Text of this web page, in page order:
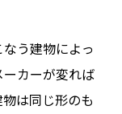
う建物によっ
カーが変れば
は同じ形のも